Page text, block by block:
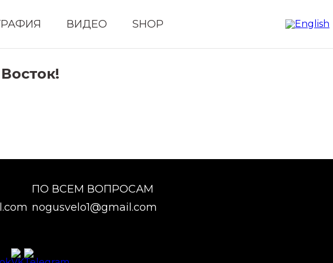
ВИДЕО SHOP
ПО ВСЕМ ВОПРОСАМ
nogusvelo1@gmail.com